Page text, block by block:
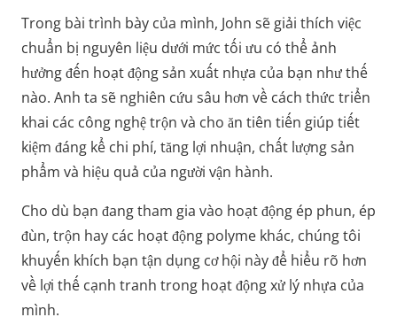
Trong bài trình bày của mình, John sẽ giải thích việc
chuẩn bị nguyên liệu dưới mức tối ưu có thể ảnh
hưởng đến hoạt động sản xuất nhựa của bạn như thế
nào. Anh ta sẽ nghiên cứu sâu hơn về cách thức triển
khai các công nghệ trộn và cho ăn tiên tiến giúp tiết
kiệm đáng kể chi phí, tăng lợi nhuận, chất lượng sản
phẩm và hiệu quả của người vận hành.
Cho dù bạn đang tham gia vào hoạt động ép phun, ép
đùn, trộn hay các hoạt động polyme khác, chúng tôi
khuyến khích bạn tận dụng cơ hội này để hiểu rõ hơn
về lợi thế cạnh tranh trong hoạt động xử lý nhựa của
mình.